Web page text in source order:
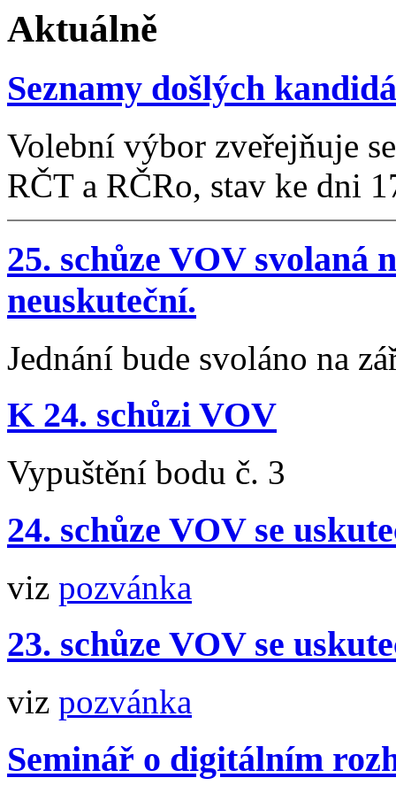
Aktuálně
Seznamy došlých
Volební výbor zveřejňuje
RČT a RČRo, stav ke dni
25. schůze VOV svolaná
neuskuteční.
Jednání bude svoláno na
K 24. schůzi VOV
Vypuštění bodu č. 3
24. schůze VOV se
viz pozvánka
23. schůze VOV se
viz pozvánka
Seminář o digitálním